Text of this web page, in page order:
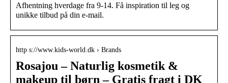
Afhentning hverdage fra 9-14. Få inspiration til leg og
unikke tilbud på din e-mail.
http s://www.kids-world.dk › Brands
Rosajou – Naturlig kosmetik &
makeup til børn – Gratis fragt i DK